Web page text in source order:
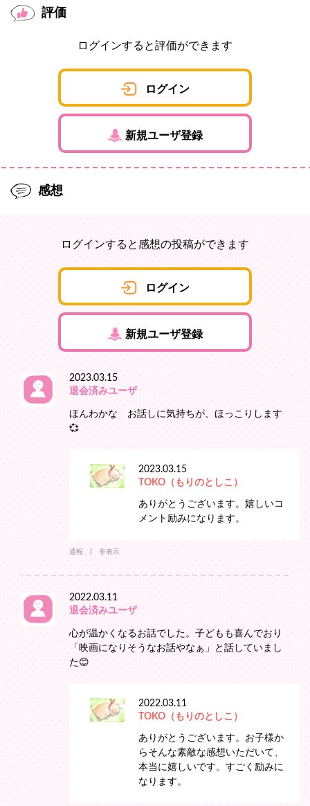
評価
ログインすると評価ができます
ログイン
新規ユーザ登録
感想
ログインすると感想の投稿ができます
ログイン
新規ユーザ登録
2023.03.15
退会済みユーザ
ほんわかな お話しに気持ちが、ほっこりします
💞
2023.03.15
TOKO（もりのとしこ）
ありがとうございます。嬉しいコ
メント励みになります。
通報 非表示
2022.03.11
退会済みユーザ
心が温かくなるお話でした。子どもも喜んでおり
「映画になりそうなお話やなぁ」と話していまし
た😊
2022.03.11
TOKO（もりのとしこ）
ありがとうございます。お子様か
らそんな素敵な感想いただいて、
本当に嬉しいです。すごく励みに
なります。